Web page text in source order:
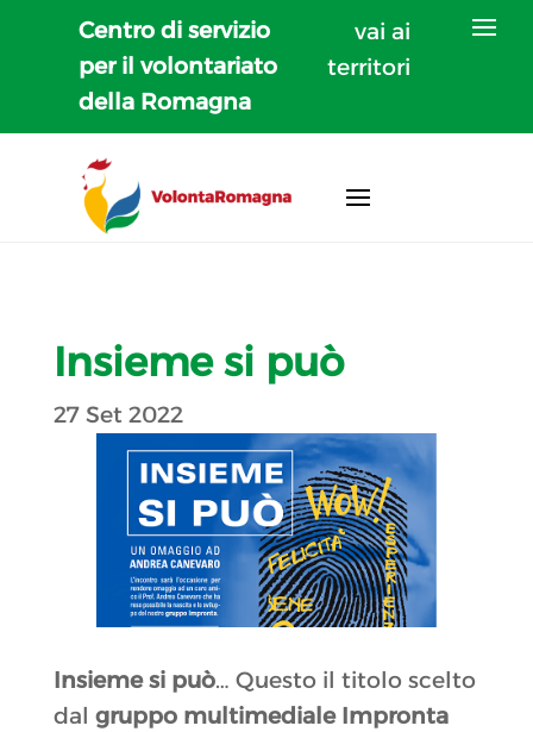
Centro di servizio
per il volontariato
della Romagna
vai ai
territori
Insieme si può
27 Set 2022
Insieme si può… Questo il titolo scelto
dal gruppo multimediale Impronta